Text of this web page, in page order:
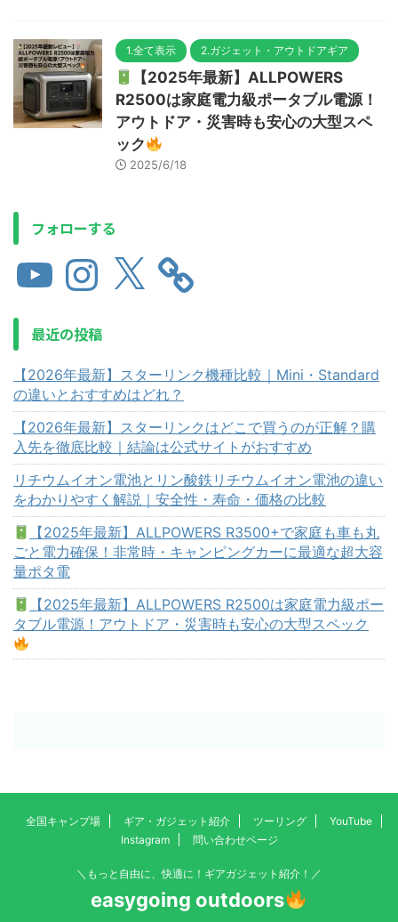
1.全て表示 2.ガジェット・アウトドアギア
【2025年最新】ALLPOWERS
R2500は家庭電力級ポータブル電源！
アウトドア・災害時も安心の大型スペ
ック
2025/6/18
フォローする
最近の投稿
【2026年最新】スターリンク機種比較｜Mini・Standard
の違いとおすすめはどれ？
【2026年最新】スターリンクはどこで買うのが正解？購
入先を徹底比較｜結論は公式サイトがおすすめ
リチウムイオン電池とリン酸鉄リチウムイオン電池の違い
をわかりやすく解説｜安全性・寿命・価格の比較
【2025年最新】ALLPOWERS R3500+で家庭も車も丸
ごと電力確保！非常時・キャンピングカーに最適な超大容
量ポタ電
【2025年最新】ALLPOWERS R2500は家庭電力級ポー
タブル電源！アウトドア・災害時も安心の大型スペック
全国キャンプ場 ギア・ガジェット紹介 ツーリング
YouTube
Instagram
問い合わせページ
＼もっと自由に、快適に！ギアガジェット紹介！／
easygoing outdoors